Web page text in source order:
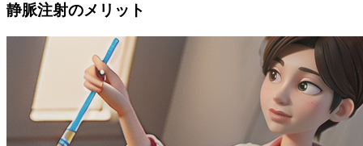
静脈注射のメリット